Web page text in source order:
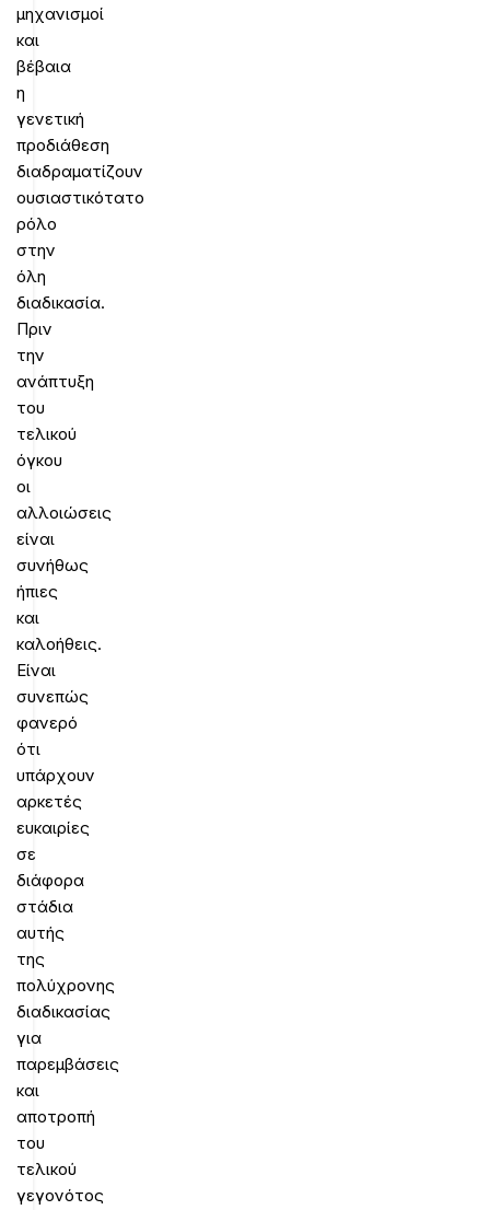
μηχανισμοί
και
βέβαια
η
γενετική
προδιάθεση
διαδραματίζουν
ουσιαστικότατο
ρόλο
στην
όλη
διαδικασία.
Πριν
την
ανάπτυξη
του
τελικού
όγκου
οι
αλλοιώσεις
είναι
συνήθως
ήπιες
και
καλοήθεις.
Είναι
συνεπώς
φανερό
ότι
υπάρχουν
αρκετές
ευκαιρίες
σε
διάφορα
στάδια
αυτής
της
πολύχρονης
διαδικασίας
για
παρεμβάσεις
και
αποτροπή
του
τελικού
γεγονότος